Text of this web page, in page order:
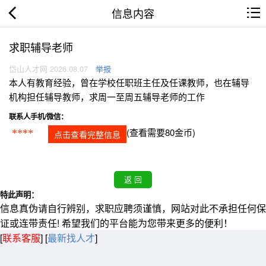
信息内容
求职辅导老师
岱山人才网 2026.08.07 举报
本人有教育经验，曾在学校任职班主任及任课教师，也在辅导
机构担任辅导教师，求周一至周五辅导老师的工作
联系人手机/微信：
**** 点击查看完整信息 (查看需要80金币)
特此声明：
信息真伪请自行辨别，求职应聘须谨慎，网站对此不承担任何保
证或连带责任! 希望我们的平台能为您带来更多的便利！
[联系客服] [最新找人才]